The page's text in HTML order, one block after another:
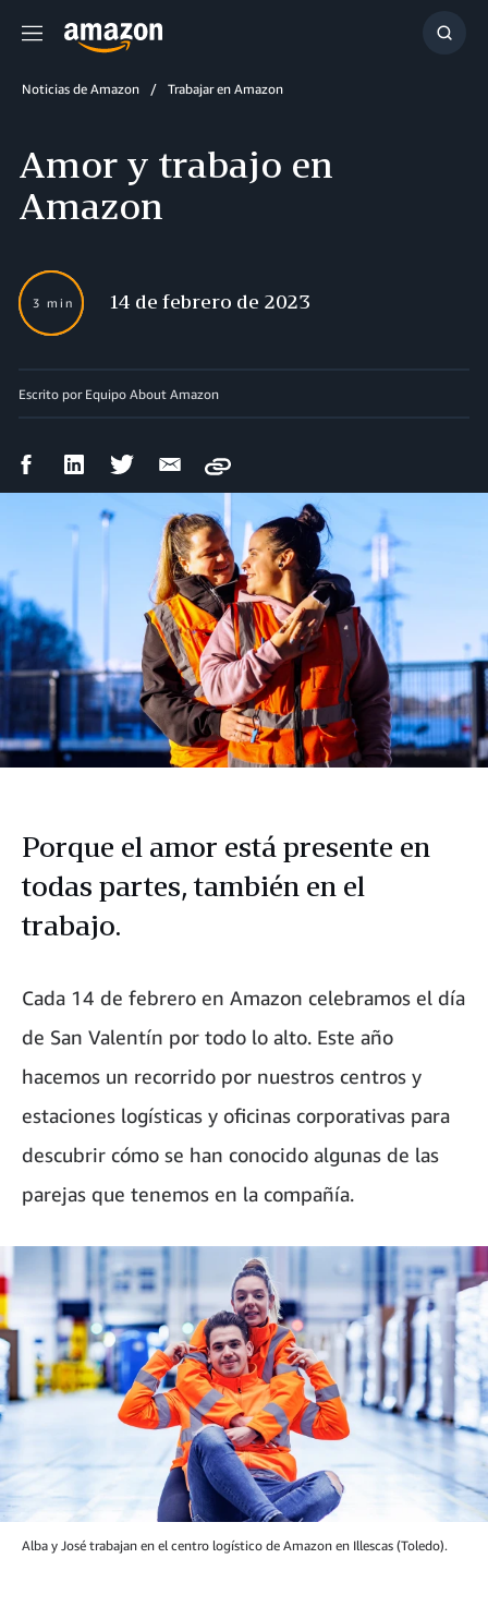
Menú
Noticias de Amazon Trabajar en Amazon
Amor y trabajo en
Amazon
3 min 14 de febrero de 2023
Escrito por Equipo About Amazon
Compartir
Facebook
Compartir
LinkedIn
CompartirCompartir
electrónico
Copy
Porque el amor está presente en
todas partes, también en el
trabajo.
Cada 14 de febrero en Amazon celebramos el día
de San Valentín por todo lo alto. Este año
hacemos un recorrido por nuestros centros y
estaciones logísticas y oficinas corporativas para
descubrir cómo se han conocido algunas de las
parejas que tenemos en la compañía.
Alba y José trabajan en el centro logístico de Amazon en Illescas (Toledo).